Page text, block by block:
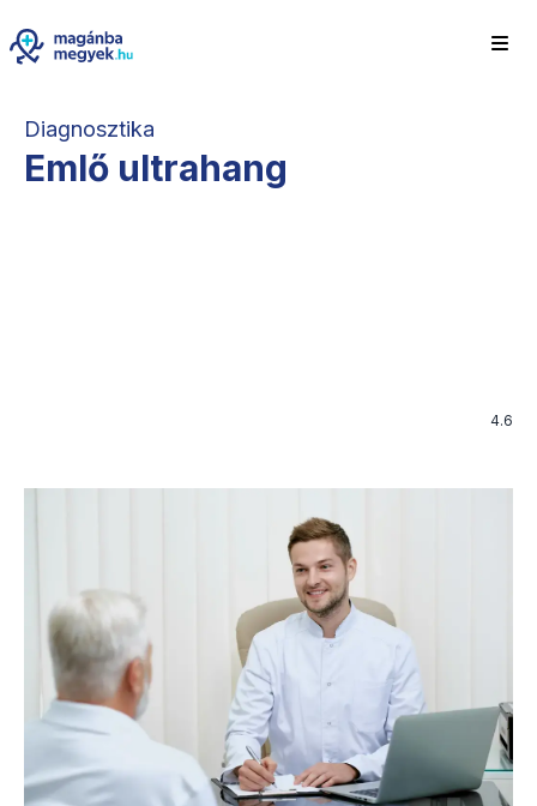
Diagnosztika
Emlő ultrahang
4.6